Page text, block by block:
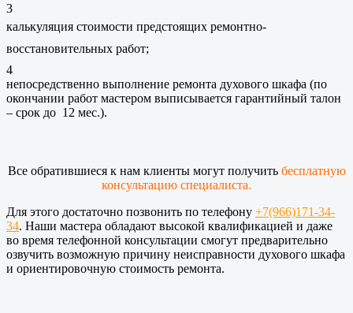
3
калькуляция стоимости предстоящих ремонтно-
восстановительных работ;
4
непосредственно выполнение ремонта духового шкафа (по
окончании работ мастером выписывается гарантийный талон
– срок до 12 мес.).
Все обратившиеся к нам клиенты могут получить бесплатную
консультацию специалиста.
Для этого достаточно позвонить по телефону +7(966)171-34-
34. Наши мастера обладают высокой квалификацией и даже
во время телефонной консультации смогут предварительно
озвучить возможную причину неисправности духового шкафа
и ориентировочную стоимость ремонта.